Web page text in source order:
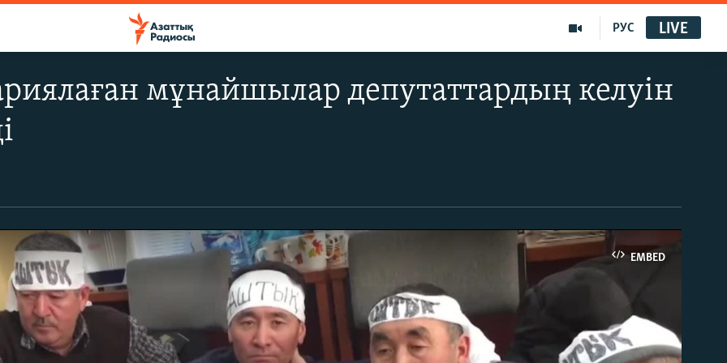
РУС LIVE
мұнайшылар депутаттардың келуін
EMBED